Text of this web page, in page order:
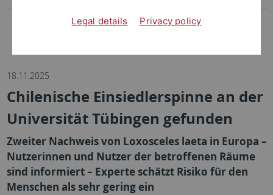
18.11.2025
Chilenische Einsiedlerspinne an der
Universität Tübingen gefunden
Zweiter Nachweis von Loxosceles laeta in Europa –
Nutzerinnen und Nutzer der betroffenen Räume
sind informiert – Experte schätzt Risiko für den
Menschen als sehr gering ein
Legal details Privacy policy